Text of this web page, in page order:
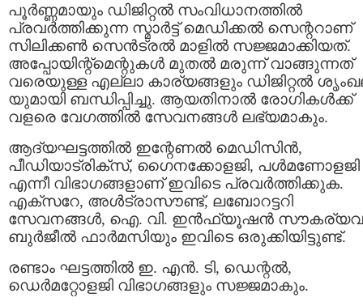
പൂർണ്ണമായും ഡിജിറ്റൽ സംവിധാനത്തിൽ
പ്രവർത്തിക്കുന്ന സ്മാർട്ട് മെഡിക്കൽ സെന്ററാണ്
സിലിക്കൺ സെൻട്രൽ മാളിൽ സജ്ജമാക്കിയത്.
അപ്പോയിന്റ്‌മെന്റുകൾ മുതൽ മരുന്ന് വാങ്ങുന്നത്
വരെയുള്ള എല്ലാ കാര്യങ്ങളും ഡിജിറ്റൽ
യുമായി ബന്ധിപ്പിച്ചു. ആയതിനാൽ രോഗികൾക്ക്
വളരെ വേഗത്തിൽ സേവനങ്ങൾ ലഭ്യമാകും.
ആദ്യഘട്ടത്തിൽ ഇന്റേണൽ മെഡിസിൻ,
പീഡിയാട്രിക്‌സ്, ഗൈനക്കോളജി, പൾമണോളജി
എന്നീ വിഭാഗങ്ങളാണ് ഇവിടെ പ്രവർത്തിക്കുക.
എക്സറേ, അൾട്രാസൗണ്ട്, ലബോറട്ടറി
സേവനങ്ങൾ, ഐ. വി. ഇൻഫ്യൂഷൻ
ബുർജീൽ ഫാർമസിയും ഇവിടെ ഒരുക്കിയിട്ടുണ്ട്.
രണ്ടാം ഘട്ടത്തിൽ ഇ. എൻ. ടി, ഡെന്റൽ,
ഡെർമറ്റോളജി വിഭാഗങ്ങളും സജ്ജമാകും.